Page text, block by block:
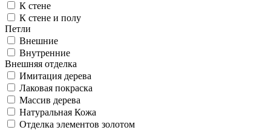
К стене
К стене и полу
Петли
Внешние
Внутренние
Внешняя отделка
Имитация дерева
Лаковая покраска
Массив дерева
Натуральная Кожа
Отделка элементов золотом